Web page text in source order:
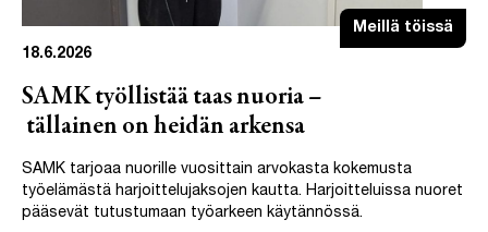
Meillä töissä
18.6.2026
SAMK työllistää taas nuoria –
tällainen on heidän arkensa
SAMK tarjoaa nuorille vuosittain arvokasta kokemusta
työelämästä harjoittelujaksojen kautta. Harjoitteluissa nuoret
pääsevät tutustumaan työarkeen käytännössä.